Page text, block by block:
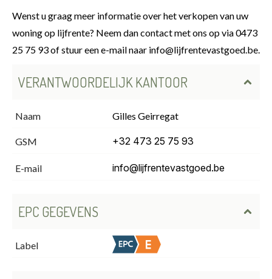
Wenst u graag meer informatie over het verkopen van uw
woning op lijfrente? Neem dan contact met ons op via 0473
25 75 93 of stuur een e-mail naar info@lijfrentevastgoed.be.
VERANTWOORDELIJK KANTOOR
Naam Gilles Geirregat
GSM +32 473 25 75 93
E-mail info@lijfrentevastgoed.be
EPC GEGEVENS
Label